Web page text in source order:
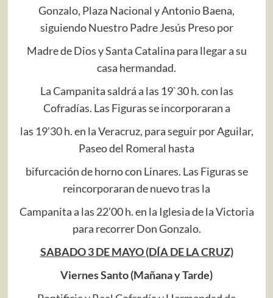
Gonzalo, Plaza Nacional y Antonio Baena,
siguiendo Nuestro Padre Jesús Preso por
Madre de Dios y Santa Catalina para llegar a su
casa hermandad.
La Campanita saldrá a las 19`30 h. con las
Cofradías. Las Figuras se incorporaran a
las 19’30 h. en la Veracruz, para seguir por Aguilar,
Paseo del Romeral hasta
bifurcación de horno con Linares. Las Figuras se
reincorporaran de nuevo tras la
Campanita a las 22’00 h. en la Iglesia de la Victoria
para recorrer Don Gonzalo.
SABADO 3 DE MAYO (DÍA DE LA CRUZ)
Viernes Santo (Mañana y Tarde)